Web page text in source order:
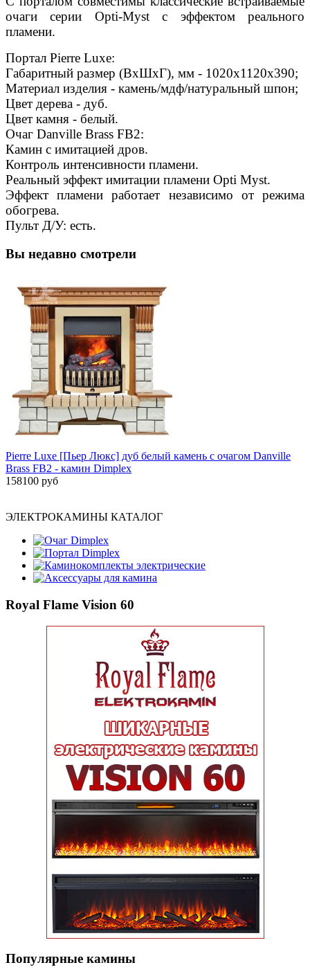
очаги серии Opti-Myst с эффектом реального
пламени.
Портал Pierre Luxe:
Габаритный размер (ВхШхГ), мм - 1020х1120х390;
Материал изделия - камень/мдф/натуральный шпон;
Цвет дерева - дуб.
Цвет камня - белый.
Очаг Danville Brass FB2:
Камин с имитацией дров.
Контроль интенсивности пламени.
Реальный эффект имитации пламени Opti Myst.
Эффект пламени работает независимо от режима
обогрева.
Пульт Д/У: есть.
Вы недавно смотрели
Pierre Luxe [Пьер Люкс] дуб белый камень с очагом Danville
Brass FB2 - камин Dimplex
158100 руб
ЭЛЕКТРОКАМИНЫ КАТАЛОГ
Очаг Dimplex
Портал Dimplex
Каминокомплекты электрические
Аксессуары для камина
Royal Flame Vision 60
Популярные кaмины